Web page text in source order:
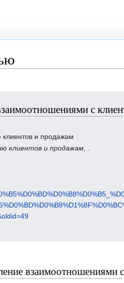
с
клиентов и продажам
клиентов и продажам,
взаимоотношениями